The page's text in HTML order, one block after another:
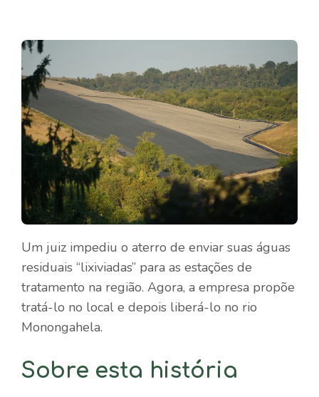
Um juiz impediu o aterro de enviar suas águas
residuais “lixiviadas” para as estações de
tratamento na região. Agora, a empresa propõe
tratá-lo no local e depois liberá-lo no rio
Monongahela.
Sobre esta história